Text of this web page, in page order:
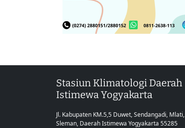
Stasiun Klimatologi Daerah
Istimewa Yogyakarta
Jl. Kabupaten KM.5,5 Duwet, Sendangadi, Mlati,
Sleman, Daerah Istimewa Yogyakarta 55285